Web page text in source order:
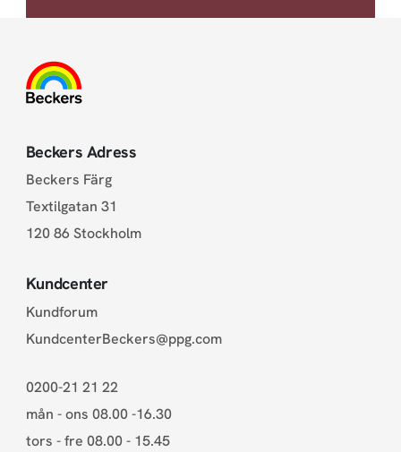
Beckers Adress
Beckers Färg
Textilgatan 31
120 86 Stockholm
Kundcenter
Kundforum
KundcenterBeckers@ppg.com
0200-21 21 22
mån - ons 08.00 -16.30
tors - fre 08.00 - 15.45